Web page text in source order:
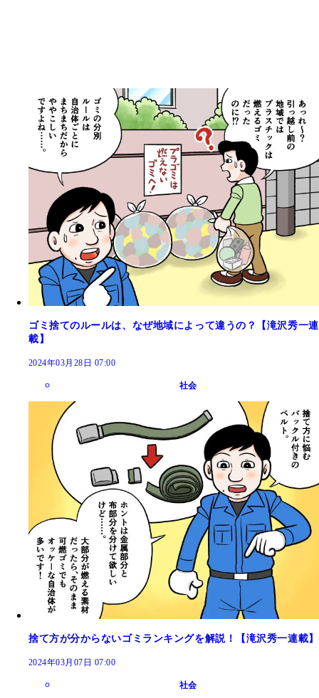
ゴミ捨てのルールは、なぜ地域によって違うの？【滝沢秀一連
載】
2024年03月28日 07:00
社会
捨て方が分からないゴミランキングを解説！【滝沢秀一連載】
2024年03月07日 07:00
社会